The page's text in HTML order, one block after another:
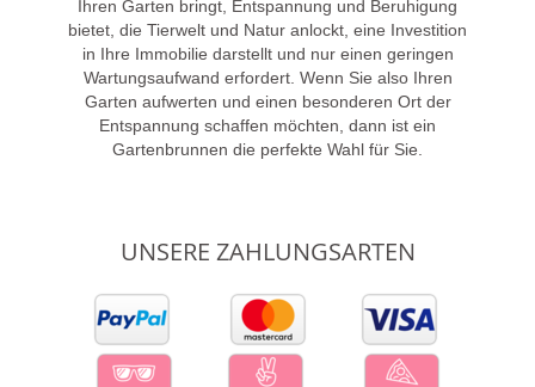
Ihren Garten bringt, Entspannung und Beruhigung
bietet, die Tierwelt und Natur anlockt, eine Investition
in Ihre Immobilie darstellt und nur einen geringen
Wartungsaufwand erfordert. Wenn Sie also Ihren
Garten aufwerten und einen besonderen Ort der
Entspannung schaffen möchten, dann ist ein
Gartenbrunnen die perfekte Wahl für Sie.
UNSERE ZAHLUNGSARTEN